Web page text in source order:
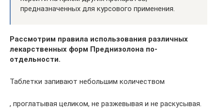
предназначенных для курсового применения.
Рассмотрим правила использования различных
лекарственных форм Преднизолона по-
отдельности.
Таблетки запивают небольшим количеством
, проглатывая целиком, не разжевывая и не раскусывая.